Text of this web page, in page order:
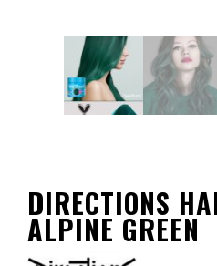
DIRECTIONS
ALPINE GREEN